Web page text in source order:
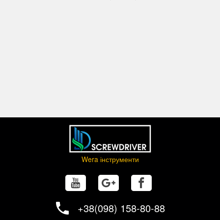
Wera інструменти
+38(098) 158-80-88